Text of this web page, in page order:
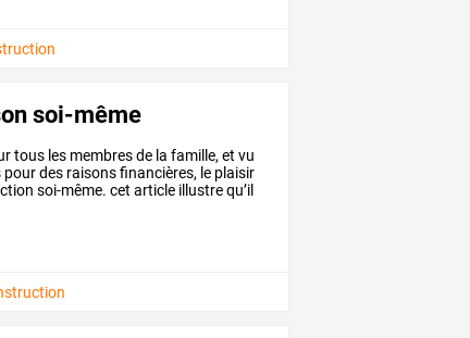
soi-même
tous les membresde la famille,et vu
pourdes raisonsfinancières, le plaisir
soi-même. cet article illustrequ’il